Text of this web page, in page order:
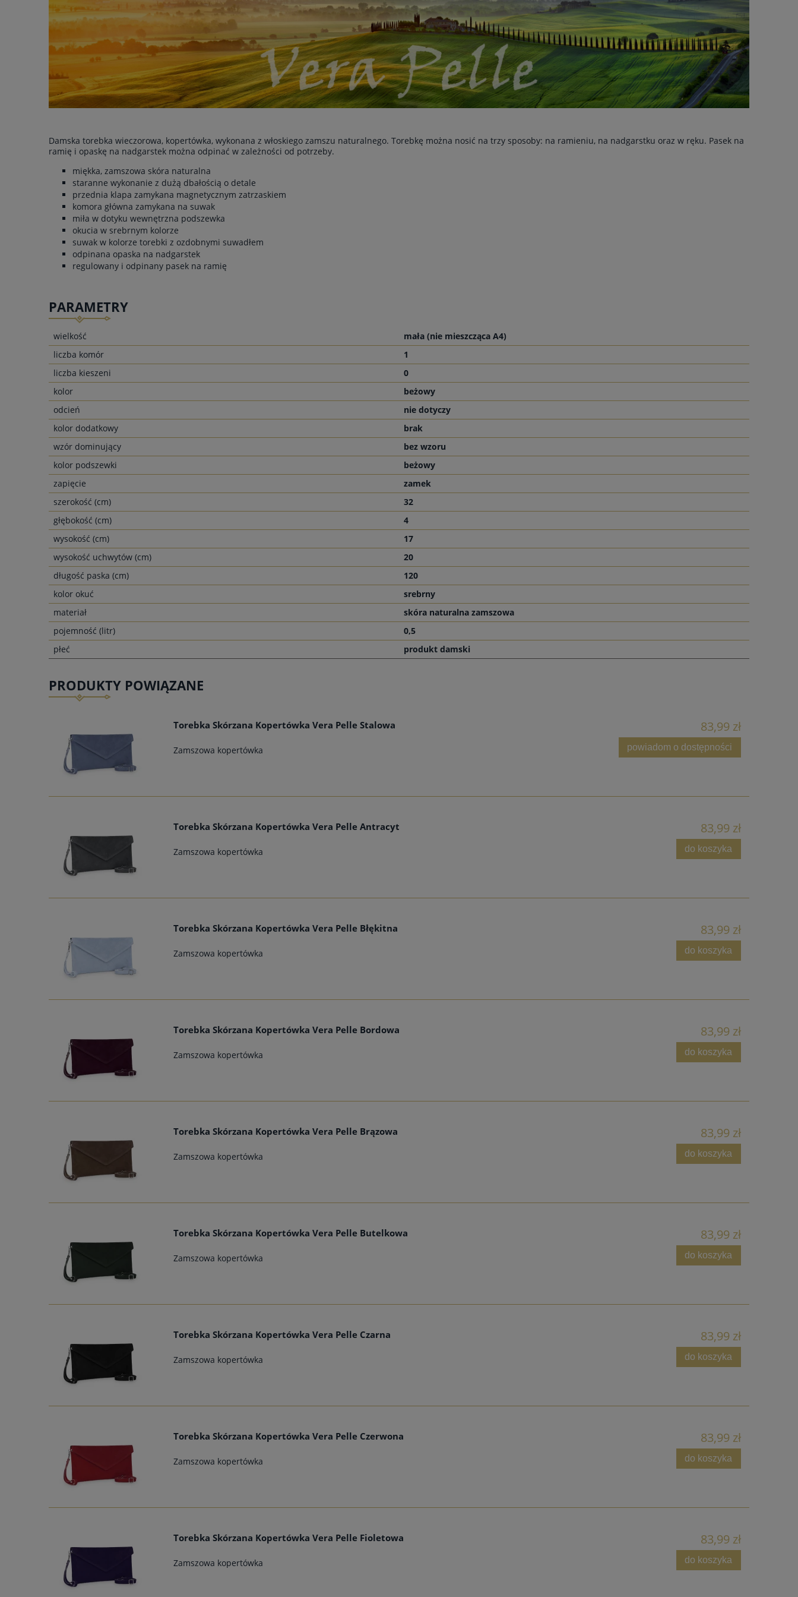
Damska torebka wieczorowa, kopertówka, wykonana z włoskiego zamszu naturalnego. Torebkę można nosić na trzy sposoby: na ramieniu, na nadgarstku oraz w ręku. Pasek na
ramię i opaskę na nadgarstek można odpinać w zależności od potrzeby.
miękka, zamszowa skóra naturalna
staranne wykonanie z dużą dbałością o detale
przednia klapa zamykana magnetycznym zatrzaskiem
komora główna zamykana na suwak
miła w dotyku wewnętrzna podszewka
okucia w srebrnym kolorze
suwak w kolorze torebki z ozdobnymi suwadłem
odpinana opaska na nadgarstek
regulowany i odpinany pasek na ramię
PARAMETRY
wielkość
mała (nie mieszcząca A4)
liczba komór
1
liczba kieszeni
0
kolor
beżowy
odcień
nie dotyczy
kolor dodatkowy
brak
wzór dominujący
bez wzoru
kolor podszewki
beżowy
zapięcie
zamek
szerokość (cm)
32
głębokość (cm)
4
wysokość (cm)
17
wysokość uchwytów (cm)
20
długość paska (cm)
120
kolor okuć
srebrny
materiał
skóra naturalna zamszowa
pojemność (litr)
0,5
płeć
produkt damski
PRODUKTY POWIĄZANE
Torebka Skórzana Kopertówka Vera Pelle Stalowa
Zamszowa kopertówka
83,99 zł
powiadom o dostępności
Torebka Skórzana Kopertówka Vera Pelle Antracyt
Zamszowa kopertówka
83,99 zł
do koszyka
Torebka Skórzana Kopertówka Vera Pelle Błękitna
Zamszowa kopertówka
83,99 zł
do koszyka
Torebka Skórzana Kopertówka Vera Pelle Bordowa
Zamszowa kopertówka
83,99 zł
do koszyka
Torebka Skórzana Kopertówka Vera Pelle Brązowa
Zamszowa kopertówka
83,99 zł
do koszyka
Torebka Skórzana Kopertówka Vera Pelle Butelkowa
Zamszowa kopertówka
83,99 zł
do koszyka
Torebka Skórzana Kopertówka Vera Pelle Czarna
Zamszowa kopertówka
83,99 zł
do koszyka
Torebka Skórzana Kopertówka Vera Pelle Czerwona
Zamszowa kopertówka
83,99 zł
do koszyka
Torebka Skórzana Kopertówka Vera Pelle Fioletowa
Zamszowa kopertówka
83,99 zł
do koszyka